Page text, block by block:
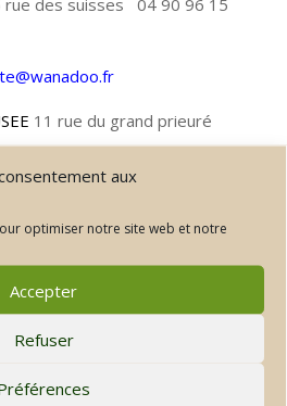
aux
optimiser notre site web et notre
Accepter
Refuser
rue des suisses 04 90 96 15
11 rue du grand prieuré
POSTE2 rue Molière 04 90
rue de la calade 04 90 96 88